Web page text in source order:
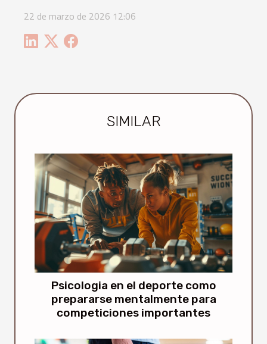
SIMILAR
Psicologia en el deporte como
prepararse mentalmente para
competiciones importantes
22 de marzo de 2026 12:06